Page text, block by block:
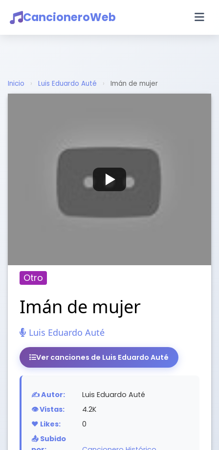
CancioneroWeb
Inicio › Luis Eduardo Auté › Imán de mujer
Otro
Imán de mujer
Luis Eduardo Auté
Ver canciones de Luis Eduardo Auté
✍️ Autor:
Luis Eduardo Auté
👁️ Vistas:
4.2K
❤️ Likes:
0
📤 Subido